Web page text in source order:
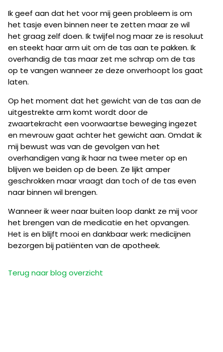
Ik geef aan dat het voor mij geen probleem is om
het tasje even binnen neer te zetten maar ze wil
het graag zelf doen. Ik twijfel nog maar ze is resoluut
en steekt haar arm uit om de tas aan te pakken. Ik
overhandig de tas maar zet me schrap om de tas
op te vangen wanneer ze deze onverhoopt los gaat
laten.
Op het moment dat het gewicht van de tas aan de
uitgestrekte arm komt wordt door de
zwaartekracht een voorwaartse beweging ingezet
en mevrouw gaat achter het gewicht aan. Omdat ik
mij bewust was van de gevolgen van het
overhandigen vang ik haar na twee meter op en
blijven we beiden op de been. Ze lijkt amper
geschrokken maar vraagt dan toch of de tas even
naar binnen wil brengen.
Wanneer ik weer naar buiten loop dankt ze mij voor
het brengen van de medicatie en het opvangen.
Het is en blijft mooi en dankbaar werk: medicijnen
bezorgen bij patiënten van de apotheek.
Terug naar blog overzicht